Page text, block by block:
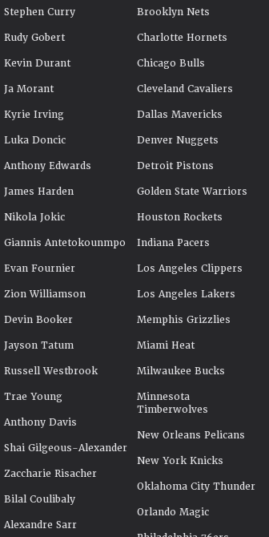
Stephen Curry
Rudy Gobert
Kevin Durant
Ja Morant
Kyrie Irving
Luka Doncic
Anthony Edwards
James Harden
Nikola Jokic
Giannis Antetokounmpo
Evan Fournier
Zion Williamson
Devin Booker
Jayson Tatum
Russell Westbrook
Trae Young
Anthony Davis
Shai Gilgeous-Alexander
Zaccharie Risacher
Bilal Coulibaly
Alexandre Sarr
Brooklyn Nets
Charlotte Hornets
Chicago Bulls
Cleveland Cavaliers
Dallas Mavericks
Denver Nuggets
Detroit Pistons
Golden State Warriors
Houston Rockets
Indiana Pacers
Los Angeles Clippers
Los Angeles Lakers
Memphis Grizzlies
Miami Heat
Milwaukee Bucks
Minnesota
Timberwolves
New Orleans Pelicans
New York Knicks
Oklahoma City Thunder
Orlando Magic